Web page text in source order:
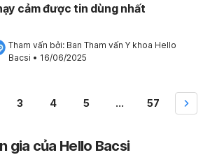
cảm được tin dùng nhất
Tham vấn bởi: Ban Tham vấn Y khoa Hello
Bacsi • 16/06/2025
3 4 5 ... 57
gia của Hello Bacsi